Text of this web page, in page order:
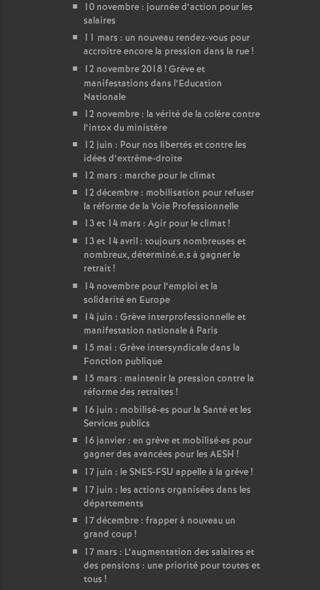
10 novembre : journée d’action pour les
salaires
11 mars : un nouveau rendez-vous pour
accroître encore la pression dans la rue!
12 novembre 2018! Grève et
manifestations dans l’Education
Nationale
12 novembre : la vérité de la colère contre
l’intox du ministère
12 juin : Pour nos libertés et contre les
idées d’extrême-droite
12 mars : marche pour le climat
12 décembre : mobilisation pour refuser
la réforme de la Voie Professionnelle
13 et 14 mars : Agir pour le climat!
13 et 14 avril : toujours nombreuses et
nombreux, déterminé.e.s à gagner le
retrait!
14 novembre pour l’emploi et la
solidarité en Europe
14 juin : Grève interprofessionnelle et
manifestation nationale à Paris
15 mai : Grève intersyndicale dans la
Fonction publique
15 mars : maintenir la pression contre la
réforme des retraites !
16 juin : mobilisé-es pour la Santé et les
Services publics
16 janvier : en grève et mobilisé·es pour
gagner des avancées pour les AESH !
17 juin : le SNES-FSU appelle à la grève!
17 juin : les actions organisées dans les
départements
17 décembre : frapper à nouveau un
grand coup!
17 mars : L’augmentation des salaires et
des pensions : une priorité pour toutes et
tous !